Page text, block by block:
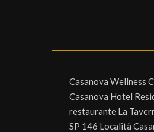
Casanova Wellness
Casanova Hotel
restaurante La
SP 146 Località